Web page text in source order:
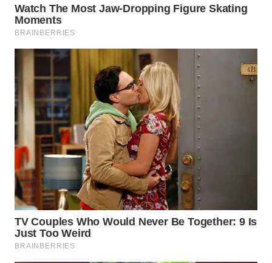
LABUANBAJO
WN
BORNEO
Wahana
Media
Group
NEWS
WAHANA
TANI
WAHANA
ADVOKAT